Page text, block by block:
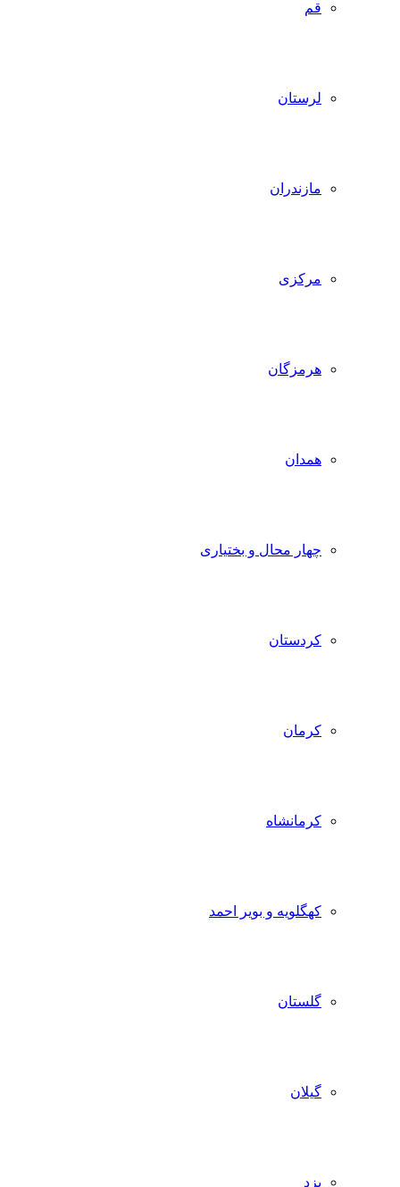
قم
لرستان
مازندران
مرکزی
هرمزگان
همدان
چهار محال و بختیاری
کردستان
کرمان
کرمانشاه
کهگلویه و بویر احمد
گلستان
گیلان
یزد